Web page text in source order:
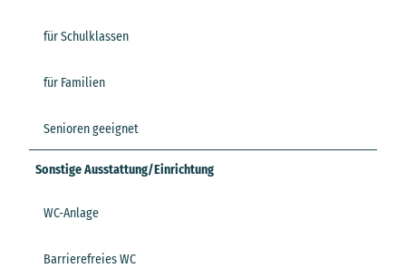
für Schulklassen
für Familien
Senioren geeignet
Sonstige Ausstattung/Einrichtung
WC-Anlage
Barrierefreies WC